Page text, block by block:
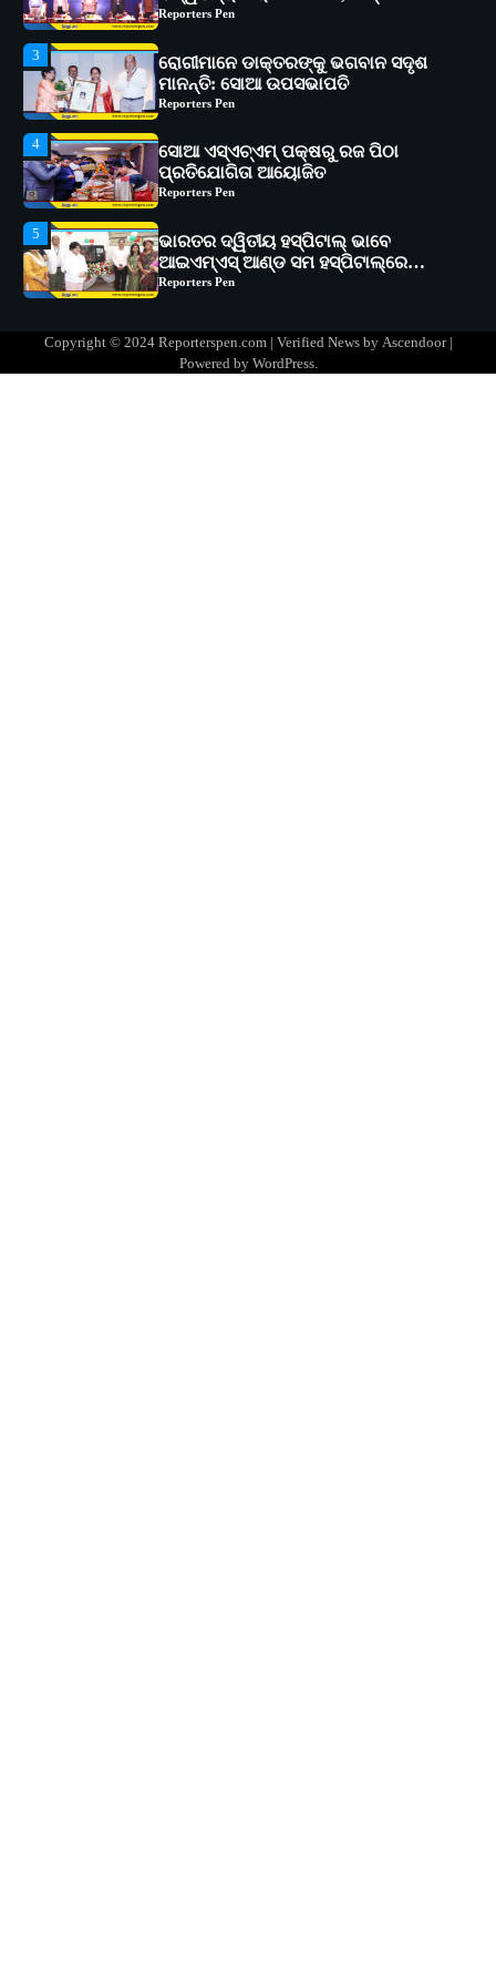
Reporters Pen
4
ସୋଆ ଏସ୍‌ଏଚ୍‌ଏମ୍ ପକ୍ଷରୁ ରଜ ପିଠା
ପ୍ରତିଯୋଗିତା ଆୟୋଜିତ
Reporters Pen
5
ଭାରତର ଦ୍ୱିତୀୟ ହସ୍ପିଟାଲ୍ ଭାବେ
ଆଇଏମ୍‌ଏସ୍ ଆଣ୍ଡ ସମ ହସ୍ପିଟାଲ୍‌ରେ
ଅତ୍ୟାଧୁନିକ ଡିଜିସ୍କାନର ସ୍ଥାପନ
Reporters Pen
1
ସୋଆ ପକ୍ଷରୁ ରାୱେ କାର୍ଯ୍ୟକ୍ରମ ଅଧୀନରେ
୧୧ଟି ଗ୍ରାମରେ ୧୬ଟି କୃଷକ ପ୍ରଶିକ୍ଷଣ
କାର୍ଯ୍ୟକ୍ରମ ଆୟୋଜିତ
Reporters Pen
ସୋଆର ୨୦ତମ ପ୍ରତିଷ୍ଠା ଦିବସରେ
ବିଶ୍ୱବିଦ୍ୟାଳୟର ସଫଳତା, ଉତ୍କର୍ଷତା ଓ
ଅଗ୍ରଗତିର ସ୍ମୃତିଚାରଣ
Copyright © 2024 Reporterspen.com | Verified News by Ascendoor|
Powered by WordPress.